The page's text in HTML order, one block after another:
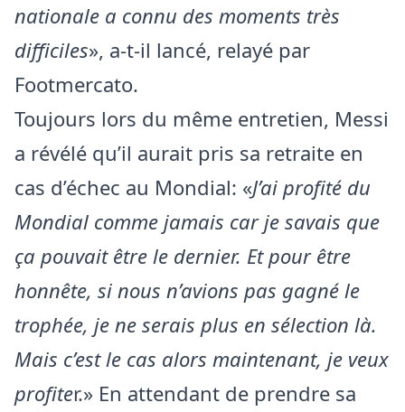
nationale a connu des moments très
difficiles», a-t-il lancé, relayé par
Footmercato.
Toujours lors du même entretien, Messi
a révélé qu’il aurait pris sa retraite en
cas d’échec au Mondial: «J’ai profité du
Mondial comme jamais car je savais que
ça pouvait être le dernier. Et pour être
honnête, si nous n’avions pas gagné le
trophée, je ne serais plus en sélection là.
Mais c’est le cas alors maintenant, je veux
profiter.» En attendant de prendre sa